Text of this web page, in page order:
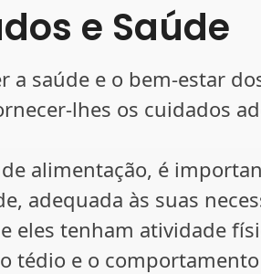
e Saúde
a saúde e o bem-estar
lhes os cuidados
alimentação, é
adequada às suas
eles tenham atividade
tédio e o